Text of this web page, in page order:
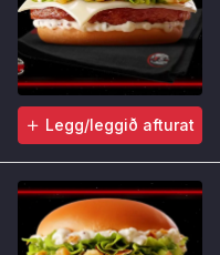
Legg/leggið afturat